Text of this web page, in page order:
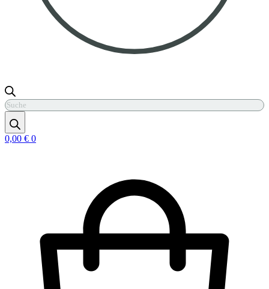
Products
search
0,00 € 0